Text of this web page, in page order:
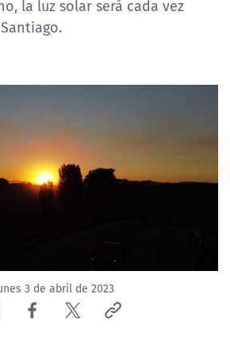
la luz solar será cada vez
3 de abril de 2023